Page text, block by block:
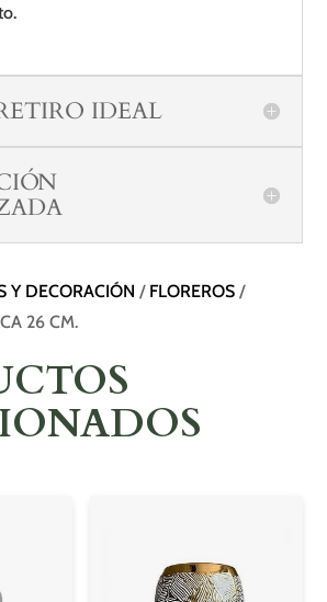
IDEAL
Y DECORACIÓN / FLOREROS /
26 CM.